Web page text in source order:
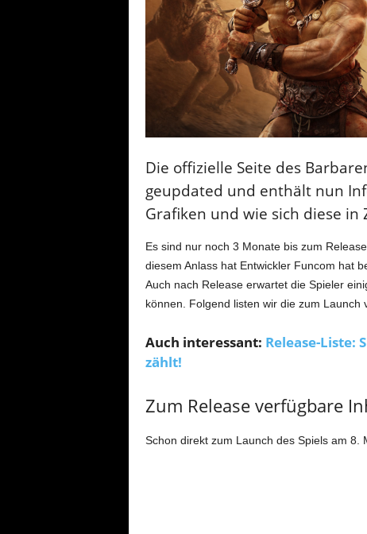
Die offizielle Seite des
geupdated und enthält nun
Grafiken und wie sich diese
Es sind nur noch 3 Monate bis zum
diesem Anlass hat Entwickler Funcom hat
Auch nach Release erwartet die Spieler
können. Folgend listen wir die zum
Auch interessant: Release-Liste:
zählt!
Zum Release verfügbare
Schon direkt zum Launch des Spiels am